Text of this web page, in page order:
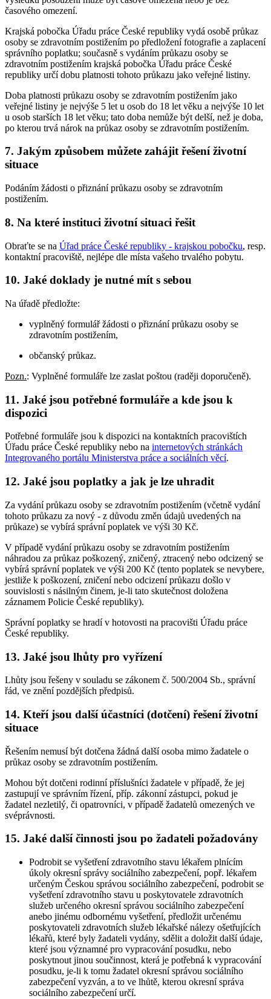
časového omezení.
Krajská pobočka Úřadu práce České republiky vydá osobě průkaz
osoby se zdravotním postižením po předložení fotografie a zaplacení
správního poplatku; současně s vydáním průkazu osoby se
zdravotním postižením krajská pobočka Úřadu práce České
republiky určí dobu platnosti tohoto průkazu jako veřejné listiny.
Doba platnosti průkazu osoby se zdravotním postižením jako
veřejné listiny je nejvýše 5 let u osob do 18 let věku a nejvýše 10 let
u osob starších 18 let věku; tato doba nemůže být delší, než je doba,
po kterou trvá nárok na průkaz osoby se zdravotním postižením.
7. Jakým způsobem můžete zahájit řešení životní
situace
Podáním žádosti o přiznání průkazu osoby se zdravotním
postižením.
8. Na které instituci životní situaci řešit
Obraťte se na Úřad práce České republiky - krajskou pobočku, resp.
kontaktní pracoviště, nejlépe dle místa vašeho trvalého pobytu.
10. Jaké doklady je nutné mít s sebou
Na úřadě předložte:
vyplněný formulář žádosti o přiznání průkazu osoby se
zdravotním postižením,
občanský průkaz.
Pozn.: Vyplněné formuláře lze zaslat poštou (raději doporučeně).
11. Jaké jsou potřebné formuláře a kde jsou k
dispozici
Potřebné formuláře jsou k dispozici na kontaktních pracovištích
Úřadu práce České republiky nebo na internetových stránkách
Integrovaného portálu Ministerstva práce a sociálních věcí.
12. Jaké jsou poplatky a jak je lze uhradit
Za vydání průkazu osoby se zdravotním postižením (včetně vydání
tohoto průkazu za nový - z důvodu změn údajů uvedených na
průkaze) se vybírá správní poplatek ve výši 30 Kč.
V případě vydání průkazu osoby se zdravotním postižením
náhradou za průkaz poškozený, zničený, ztracený nebo odcizený se
vybírá správní poplatek ve výši 200 Kč (tento poplatek se nevybere,
jestliže k poškození, zničení nebo odcizení průkazu došlo v
souvislosti s násilným činem, je-li tato skutečnost doložena
záznamem Policie České republiky).
Správní poplatky se hradí v hotovosti na pracovišti Úřadu práce
České republiky.
13. Jaké jsou lhůty pro vyřízení
Lhůty jsou řešeny v souladu se zákonem č. 500/2004 Sb., správní
řád, ve znění pozdějších předpisů.
14. Kteří jsou další účastníci (dotčení) řešení životní
situace
Řešením nemusí být dotčena žádná další osoba mimo žadatele o
průkaz osoby se zdravotním postižením.
Mohou být dotčeni rodinní příslušníci žadatele v případě, že jej
zastupují ve správním řízení, příp. zákonní zástupci, pokud je
žadatel nezletilý, či opatrovníci, v případě žadatelů omezených ve
svéprávnosti.
15. Jaké další činnosti jsou po žadateli požadovány
Podrobit se vyšetření zdravotního stavu lékařem plnícím
úkoly okresní správy sociálního zabezpečení, popř. lékařem
určeným Českou správou sociálního zabezpečení, podrobit se
vyšetření zdravotního stavu u poskytovatele zdravotních
služeb určeného okresní správou sociálního zabezpečení
anebo jinému odbornému vyšetření, předložit určenému
poskytovateli zdravotních služeb lékařské nálezy ošetřujících
lékařů, které byly žadateli vydány, sdělit a doložit další údaje,
které jsou významné pro vypracování posudku, nebo
poskytnout jinou součinnost, která je potřebná k vypracování
posudku, je-li k tomu žadatel okresní správou sociálního
zabezpečení vyzván, a to ve lhůtě, kterou okresní správa
sociálního zabezpečení určí.